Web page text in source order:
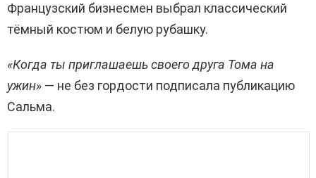
Французский бизнесмен выбрал классический
тёмный костюм и белую рубашку.
«Когда ты приглашаешь своего друга Тома на
ужин» — не без гордости подписала публикацию
Сальма.